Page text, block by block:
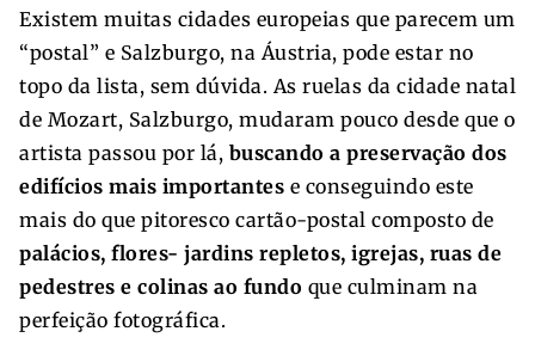
Existem muitas cidades europeias que parecem um
“postal” e Salzburgo, na Áustria, pode estar no
topo da lista, sem dúvida. As ruelas da cidade natal
de Mozart, Salzburgo, mudaram pouco desde que o
artista passou por lá, buscando a preservação dos
edifícios mais importantes e conseguindo este
mais do que pitoresco cartão-postal composto de
palácios, flores- jardins repletos, igrejas, ruas de
pedestres e colinas ao fundo que culminam na
perfeição fotográfica.